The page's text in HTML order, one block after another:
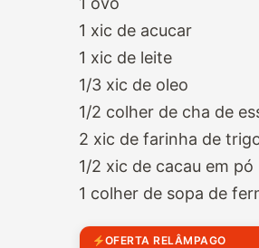
1 xic de acucar
1 xic de leite
1/3 xic de oleo
1/2 colher de cha de
2 xic de farinha de
1/2 xic de cacau em pó
1 colher de sopa de
OFERTA RELÂMPAGO